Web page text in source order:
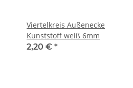
Viertelkreis Außenecke
Kunststoff weiß 6mm
2,20 € *